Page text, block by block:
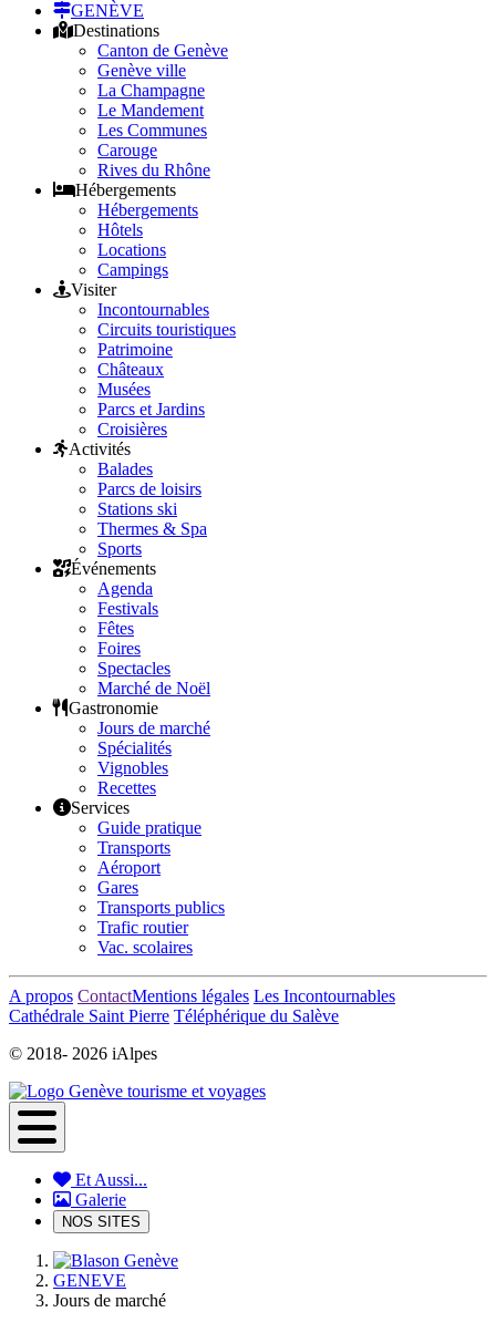
GENÈVE
Destinations
Canton de Genève
Genève ville
La Champagne
Le Mandement
Les Communes
Carouge
Rives du Rhône
Hébergements
Hébergements
Hôtels
Locations
Campings
Visiter
Incontournables
Circuits touristiques
Patrimoine
Châteaux
Musées
Parcs et Jardins
Croisières
Activités
Balades
Parcs de loisirs
Stations ski
Thermes & Spa
Sports
Événements
Agenda
Festivals
Fêtes
Foires
Spectacles
Marché de Noël
Gastronomie
Jours de marché
Spécialités
Vignobles
Recettes
Services
Guide pratique
Transports
Aéroport
Gares
Transports publics
Trafic routier
Vac. scolaires
A propos ContactMentions légales Les Incontournables
Cathédrale Saint Pierre Téléphérique du Salève
© 2018- 2026 iAlpes
Et Aussi...
Galerie
NOS SITES
GENEVE
Jours de marché